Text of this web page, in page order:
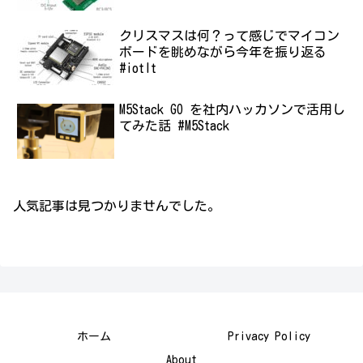
クリスマスは何？って感じでマイコン
ボードを眺めながら今年を振り返る
#iotlt
M5Stack GO を社内ハッカソンで活用し
てみた話 #M5Stack
人気記事は見つかりませんでした。
ホーム Privacy Policy
About